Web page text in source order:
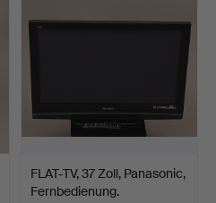
FLAT-TV, 37 Zoll, Panasonic,
Fernbedienung.